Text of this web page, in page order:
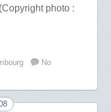
photo :
No